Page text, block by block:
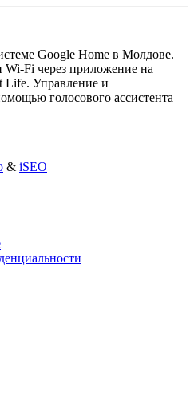
Google Home в Молдове.
Wi-Fi через приложение на
Управление и
голосового ассистента
& iSEO